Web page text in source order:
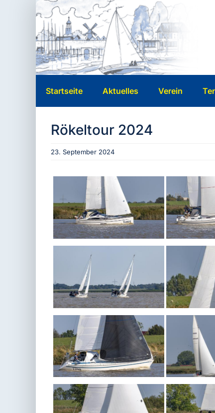
Startseite Aktuelles Verein
Rökeltour 2024
23. September 2024